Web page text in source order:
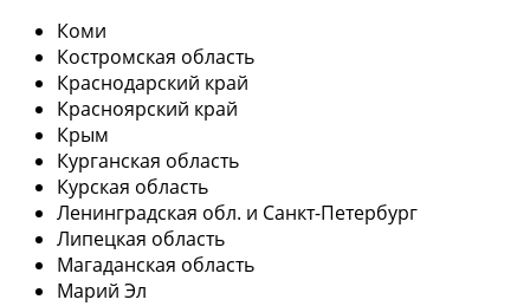
Коми
Костромская область
Краснодарский край
Красноярский край
Крым
Курганская область
Курская область
Ленинградская обл. и Санкт-Петербург
Липецкая область
Магаданская область
Марий Эл